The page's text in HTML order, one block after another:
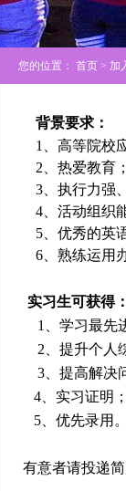
您的位置： 首页 > 加
背景要求：
1、高等院校
2、热爱教育
3、执行力强
4、活动组织
5、优秀的英
6、熟练运用
实习生可获得
1、学习最先
2、提升个人
3、提高解决
4、实习证明
5、优先录用
有意者请投递简